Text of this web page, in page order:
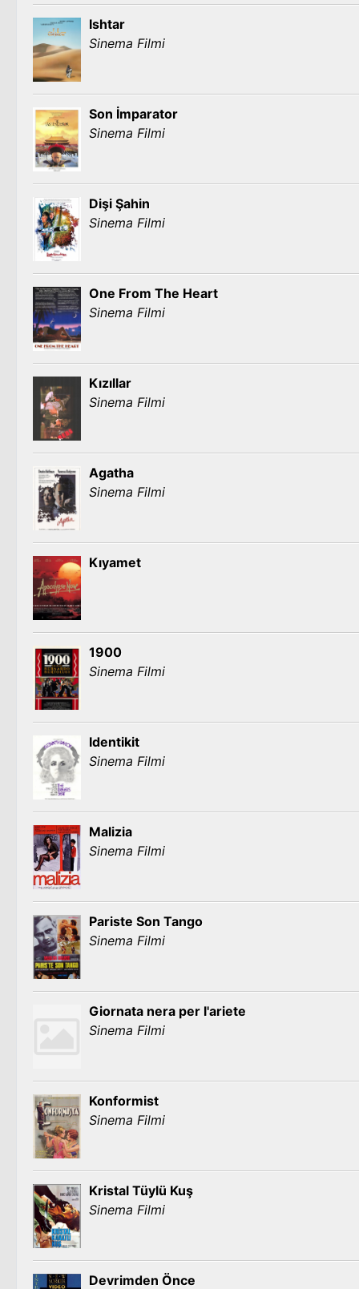
Ishtar
Sinema Filmi
Son İmparator
Sinema Filmi
Dişi Şahin
Sinema Filmi
One From The Heart
Sinema Filmi
Kızıllar
Sinema Filmi
Agatha
Sinema Filmi
Kıyamet
1900
Sinema Filmi
Identikit
Sinema Filmi
Malizia
Sinema Filmi
Pariste Son Tango
Sinema Filmi
Giornata nera per l'ariete
Sinema Filmi
Konformist
Sinema Filmi
Kristal Tüylü Kuş
Sinema Filmi
Devrimden Önce